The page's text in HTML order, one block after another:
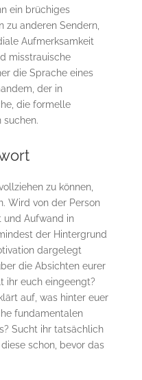
ein brüchiges
zu anderen Sendern,
Aufmerksamkeit
misstrauische
die Sprache eines
der in
die formelle
suchen.
zu können,
Wird von der Person
und Aufwand in
der Hintergrund
dargelegt
die Absichten eurer
ihr euch eingeengt?
auf, was hinter euer
fundamentalen
Sucht ihr tatsächlich
schon, bevor das